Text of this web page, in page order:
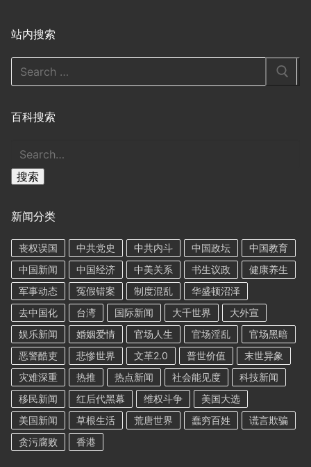
站内搜索
Search
for:
百科搜索
搜索
新闻分类
丧权误国 中共党史 中共内斗 中国政坛
中国教育
中国新闻
中国经济 中美关系 书生议政
健康养生
军事动态
冤假错案 制度混乱
华盛顿沼泽
去中国化
台湾 国际新闻 大千世界
大外宣
娱乐新闻
婚姻爱情 官场人生 官场淫乱
官场黑暗
恶警酷吏
悲惨世界 文革2.0 普世价值
末世异象
灾难深重
热推 热点新闻 社会能见度
科技新闻
移民新闻
红后代黑幕 维权斗争
美国大选
美国新闻
草根生活 荒唐世界 蠢穷百姓
谎言欺骗
贪污腐败
香港